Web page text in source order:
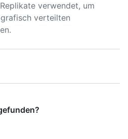
verwendet, um
verteilten